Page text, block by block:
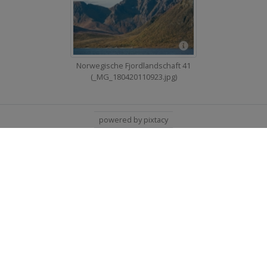
Norwegische Fjordlandschaft 41
(_MG_180420110923.jpg)
powered by pixtacy